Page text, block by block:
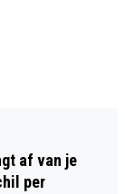
af van je
per